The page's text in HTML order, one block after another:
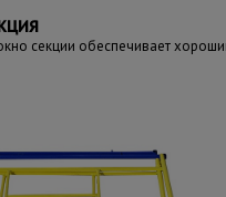
секции обеспечивает